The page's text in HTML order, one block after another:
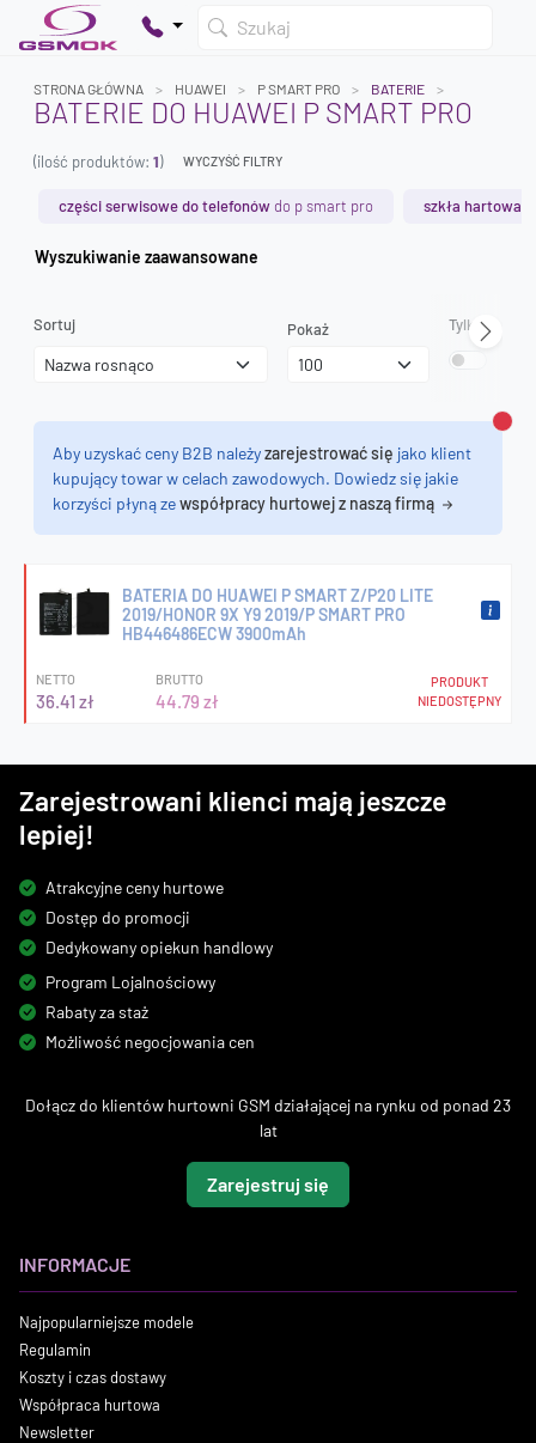
Szukaj
Twój koszyk jest pusty
STRONA GŁÓWNA HUAWEI P SMART PRO BATERIE
BATERIE DO HUAWEI P SMART PRO
(ilość produktów: 1) WYCZYŚĆ FILTRY
części serwisowe do telefonów do p smart pro szkła
Wyszukiwanie zaawansowane
Sortuj Pokaż Tylko
Aby uzyskać ceny B2B należyzarejestrować się jako klient
kupujący towar w celach zawodowych. Dowiedz się jakie
korzyści płyną zewspółpracy hurtowej z naszą firmą
BATERIA DO HUAWEI P SMART Z/P20 LITE
2019/HONOR 9X Y9 2019/P SMART PRO
HB446486ECW 3900mAh
NETTO
36.41 zł
BRUTTO
44.79 zł
PRODUKT
NIEDOSTĘPNY
Zarejestrowani klienci mają jeszcze
lepiej!
Atrakcyjne ceny hurtowe
Dostęp do promocji
Dedykowany opiekun handlowy
Program Lojalnościowy
Rabaty za staż
Możliwość negocjowania cen
Dołącz do klientów hurtowni GSM działającej na rynku od ponad 23
lat
Zarejestruj się
INFORMACJE
Najpopularniejsze modele
Regulamin
Koszty i czas dostawy
Współpraca hurtowa
Newsletter